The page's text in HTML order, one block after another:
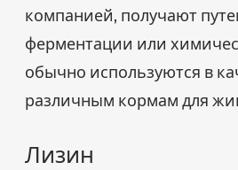
компанией, получают
ферментации или
обычно используются в
различным кормам для
Лизин